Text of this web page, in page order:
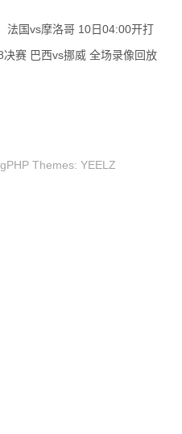
法国vs摩洛哥 10日04:00开打
赛 巴西vs挪威 全场录像回放
Themes: YEELZ